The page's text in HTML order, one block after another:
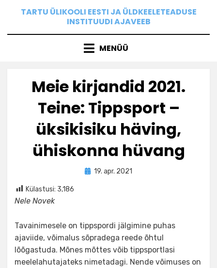
TARTU ÜLIKOOLI EESTI JA ÜLDKEELETEADUSE
INSTITUUDI AJAVEEB
MENÜÜ
Meie kirjandid 2021.
Teine: Tippsport –
üksikisiku häving,
ühiskonna hüvang
by Ilona
Posted
19. apr. 2021
Külastusi: 3,186
Nele Novek
Tavainimesele on tippspordi jälgimine puhas
ajaviide, võimalus sõpradega reede õhtul
lõõgastuda. Mõnes mõttes võib tippsportlasi
meelelahutajateks nimetadagi. Nende võimuses on